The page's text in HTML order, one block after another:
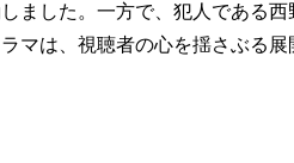
ました。一方で、犯人である
マは、視聴者の心を揺さぶる